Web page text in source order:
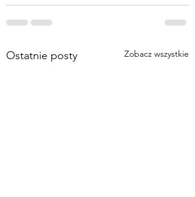
Ostatnie posty Zobacz wszystkie